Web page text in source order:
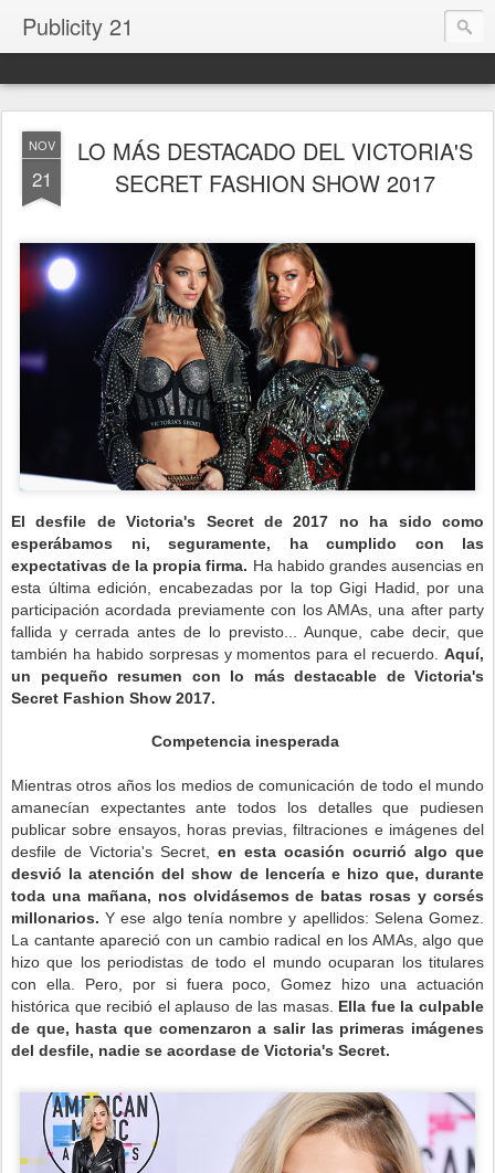
Publicity 21
NOV
21
LO MÁS DESTACADO DEL VICTORIA'S
SECRET FASHION SHOW 2017
El desfile de Victoria's Secret de 2017 no ha sido como
esperábamos ni, seguramente, ha cumplido con las
expectativas de la propia firma. Ha habido grandes ausencias en
esta última edición, encabezadas por la top Gigi Hadid, por una
participación acordada previamente con los AMAs, una after party
fallida y cerrada antes de lo previsto... Aunque, cabe decir, que
también ha habido sorpresas y momentos para el recuerdo. Aquí,
un pequeño resumen con lo más destacable de Victoria's
Secret Fashion Show 2017.
Competencia inesperada
Mientras otros años los medios de comunicación de todo el mundo
amanecían expectantes ante todos los detalles que pudiesen
publicar sobre ensayos, horas previas, filtraciones e imágenes del
desfile de Victoria's Secret, en esta ocasión ocurrió algo que
desvió la atención del show de lencería e hizo que, durante
toda una mañana, nos olvidásemos de batas rosas y corsés
millonarios. Y ese algo tenía nombre y apellidos: Selena Gomez.
La cantante apareció con un cambio radical en los AMAs, algo que
hizo que los periodistas de todo el mundo ocuparan los titulares
con ella. Pero, por si fuera poco, Gomez hizo una actuación
histórica que recibió el aplauso de las masas. Ella fue la culpable
de que, hasta que comenzaron a salir las primeras imágenes
del desfile, nadie se acordase de Victoria's Secret.